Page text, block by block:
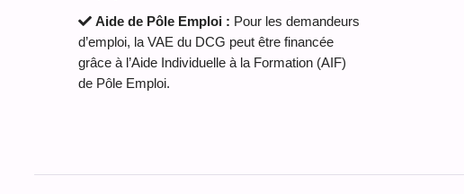
Aide de Pôle Emploi : Pour les demandeurs
d’emploi, la VAE du DCG peut être financée
grâce à l’Aide Individuelle à la Formation (AIF)
de Pôle Emploi.